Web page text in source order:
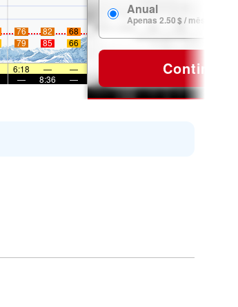
76 82
68
79 85 66
6:18 —
—
— 8:36 —
Anual
Apenas 2.50 $ / mês
Continuar